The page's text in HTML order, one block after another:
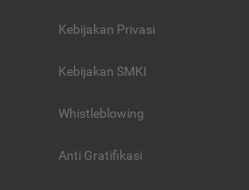
Kebijakan Privasi
Kebijakan SMKI
Whistleblowing
Anti Gratifikasi